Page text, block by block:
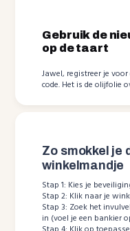
Gebruik de
op de taart
Jawel, registreer je
code. Het is de olijfolie
Zo smokkel je
winkelmandje
Stap 1: Kies je
Stap 2: Klik naar je
Stap 3: Zoek het
in (voel je een bankier